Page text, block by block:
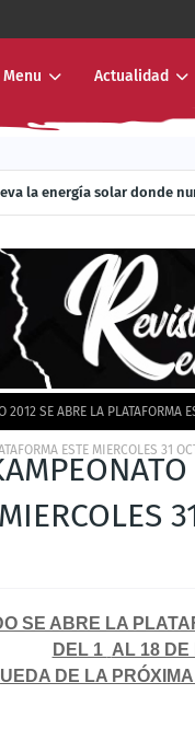
Actualidad
la energía solar donde
2012 SE ABRE LA PLATAFORMA
ESTE MIERCOLES 31
SE ABRE LA
DEL 1 AL 18 DE
DE LA